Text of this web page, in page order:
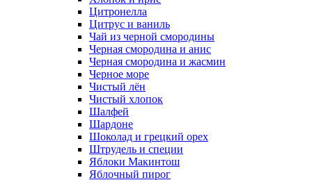
Цитронелла
Цитрус и ваниль
Чай из черной смородины
Черная смородина и анис
Черная смородина и жасмин
Черное море
Чистый лён
Чистый хлопок
Шалфей
Шардоне
Шоколад и грецкий орех
Штрудель и специи
Яблоки Макинтош
Яблочный пирог